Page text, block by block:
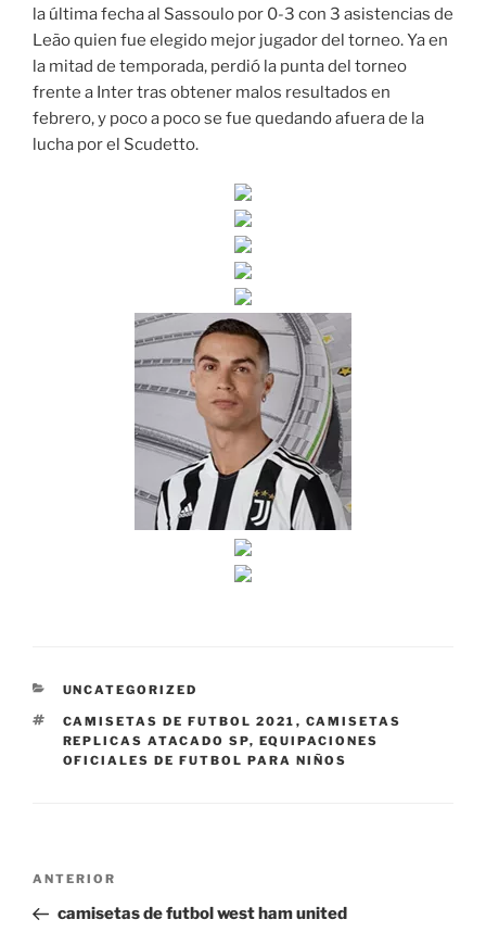
la última fecha al Sassoulo por 0-3 con 3 asistencias de
Leão quien fue elegido mejor jugador del torneo. Ya en
la mitad de temporada, perdió la punta del torneo
frente a Inter tras obtener malos resultados en
febrero, y poco a poco se fue quedando afuera de la
lucha por el Scudetto.
CATEGORÍAS
UNCATEGORIZED
ETIQUETAS
CAMISETAS DE FUTBOL 2021 , CAMISETAS
REPLICAS ATACADO SP, EQUIPACIONES
OFICIALES DE FUTBOL PARA NIÑOS
Navegación
Entrada
anterior:
ANTERIOR
camisetas de futbol west ham united